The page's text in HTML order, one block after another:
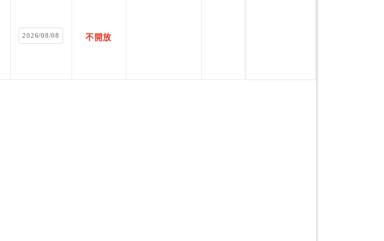
2026/08/08 不開放